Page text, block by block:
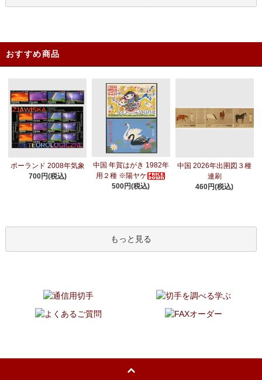
おすすめ商品
ポーランド 2008年気象
700円(税込)
中国 年賀はがき 1982年
用２種 ※陽ヤケ
500円(税込)
中国 2026年出圉図３種
連刷
460円(税込)
もっと見る